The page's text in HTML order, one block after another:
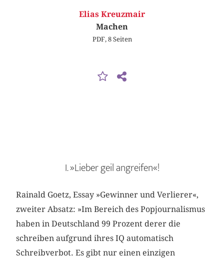
Elias Kreuzmair
Machen
PDF, 8 Seiten
I. »Lieber geil angreifen«!
Rainald Goetz, Essay »Gewinner und Verlierer«,
zweiter Absatz: »Im Bereich des Popjournalismus
haben in Deutschland 99 Prozent derer die
schreiben aufgrund ihres IQ automatisch
Schreibverbot. Es gibt nur einen einzigen